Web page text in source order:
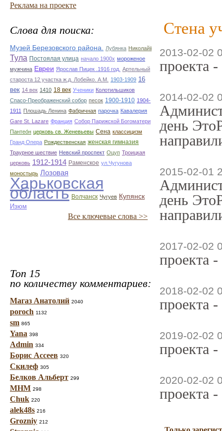
Реклама на проекте
Слова для поиска:
Музей Березовского района. Лубянка Николайii
Тула Постоялая улица начало 1900х мороженое
мужчина Евреи Ярослав Пицек .1916 год. Артельный
староста 12 участка ж.д. Лобейко. А.М.
1903-1909 16
век 14 век 1410 18 век Ученики Колотильшиков
Спасо-Преображенский собор песок 1900-1910 1904-
1911 Плошадь Ленина Фабричная парочка Кавалерия
Gare St. Lazare Франция Собор Парижской Богоматери
Пантео́н церковь св. Женевьевы Сена классицизм
Гранд Опера Рождественская женская гимназия
Траурное шествие Невский проспект Оцуп Троицкая
церковь 1912-1914 Раменское ул.Чугунова
моностырь Лозовая
Харьковская
область Волчанск Чугуев Купянск
Изюм
Все ключевые слова >>
Топ 15
по количеству комментариев:
Магаз Анатолий 2040
poroch 1132
sm 865
Yana 398
Admin 334
Борис Ассеев 320
Скилеф 305
Белков Альберт 299
МНМ 298
Chuk 220
alek48s 216
Grozniy 212
Стена
2013-02-02
проекта
2014-02-02
день
2015-02-01
день
2017-02-02
проекта
2018-02-02
проекта
2019-02-02
проекта
2020-02-02
проекта